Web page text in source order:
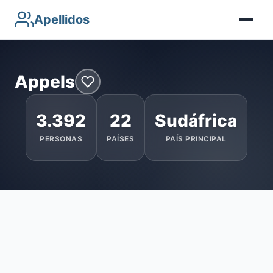
Apellidos
Appels
3.392
PERSONAS
22
PAÍSES
Sudáfrica
PAÍS PRINCIPAL